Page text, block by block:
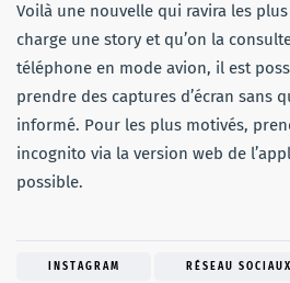
Voilà une nouvelle qui ravira les
charge une story et qu’on la
téléphone en mode avion, il est
prendre des captures d’écran sans
informé. Pour les plus motivés,
incognito via la version web de
possible.
INSTAGRAM RÉSEAU SOCIAUX